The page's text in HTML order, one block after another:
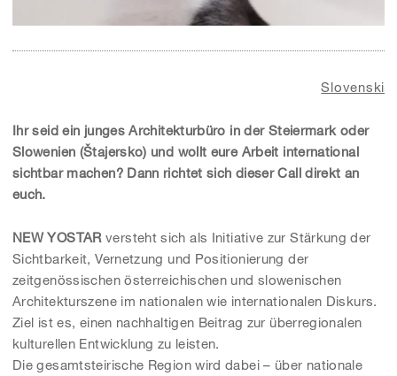
Slovenski
Ihr seid ein junges Architekturbüro in der Steiermark oder
Slowenien (Štajersko) und wollt eure Arbeit international
sichtbar machen? Dann richtet sich dieser Call direkt an
euch.
NEW YOSTAR versteht sich als Initiative zur Stärkung der
Sichtbarkeit, Vernetzung und Positionierung der
zeitgenössischen österreichischen und slowenischen
Architekturszene im nationalen wie internationalen Diskurs.
Ziel ist es, einen nachhaltigen Beitrag zur überregionalen
kulturellen Entwicklung zu leisten.
Die gesamtsteirische Region wird dabei – über nationale